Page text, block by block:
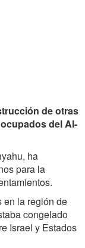
de otras
del Al-
ha
para la
en la región de
congelado
Israel y Estados